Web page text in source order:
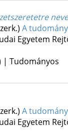
A
Egyetem
| Tudományos
A
Egyetem